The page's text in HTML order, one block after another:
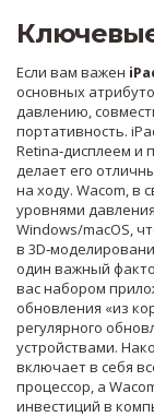
Если вам важен
основных
давлению,
портативность.
Retina‑дисплеем и
делает его
на ходу. Wacom, в
уровнями
Windows/macOS,
в
один важный
вас набором
обновления «из
регулярного
устройствами.
включает в себя
процессор, а
инвестиций в